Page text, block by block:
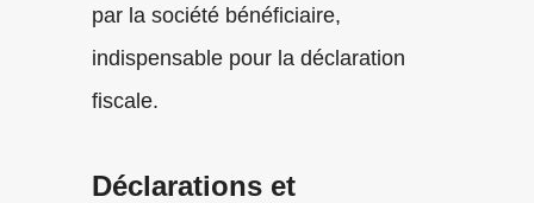
par la société bénéficiaire,
indispensable pour la déclaration
fiscale.
Déclarations et